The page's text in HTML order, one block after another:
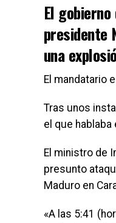
El
presidente
una
El mandatario
Tras unos
el que hablaba
El ministro de
presunto
Maduro en
«A las 5:41